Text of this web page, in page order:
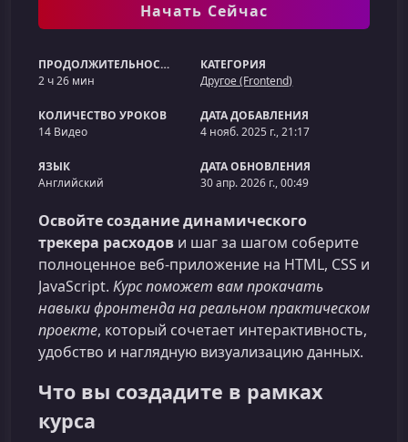
Начать Сейчас
ПРОДОЛЖИТЕЛЬНОСТЬ
2 ч 26 мин
КАТЕГОРИЯ
Другое (Frontend)
КОЛИЧЕСТВО УРОКОВ
14 Видео
ДАТА ДОБАВЛЕНИЯ
4 нояб. 2025 г., 21:17
ЯЗЫК
Английский
ДАТА ОБНОВЛЕНИЯ
30 апр. 2026 г., 00:49
Освойте создание динамического
трекера расходов и шаг за шагом соберите
полноценное веб‑приложение на HTML, CSS и
JavaScript. Курс поможет вам прокачать
навыки фронтенда на реальном практическом
проекте, который сочетает интерактивность,
удобство и наглядную визуализацию данных.
Что вы создадите в рамках
курса